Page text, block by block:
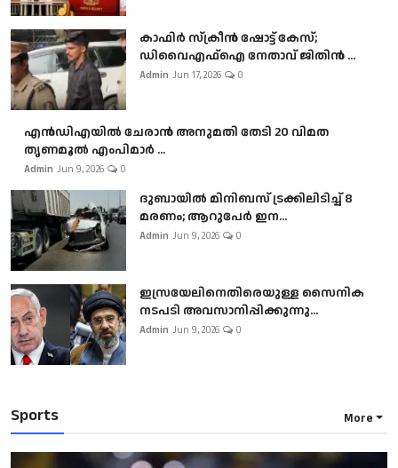
കാഫിർ സ്‌ക്രീൻ ഷോട്ട് കേസ്;
ഡിവൈഎഫ്ഐ നേതാവ് ജിതിൻ ...
Admin Jun 17, 2026 0
എൻഡിഎയിൽ ചേരാൻ അനുമതി തേടി 20 വിമത
തൃണമൂൽ എംപിമാർ ...
Admin Jun 9, 2026 0
ദുബായിൽ മിനിബസ്​ ട്രക്കിലിടിച്ച് 8
മരണം; ആറുപേർ ഇന...
Admin Jun 9, 2026 0
ഇസ്രയേലിനെതിരെയുള്ള സൈനിക
നടപടി അവസാനിപ്പിക്കുന്നു...
Admin Jun 9, 2026 0
Sports More